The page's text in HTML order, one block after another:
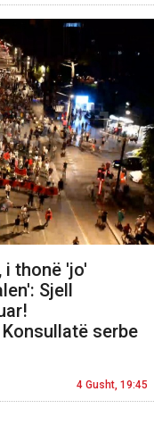
i thonë 'jo'
Sjell
serbe
4 Gusht, 19:45